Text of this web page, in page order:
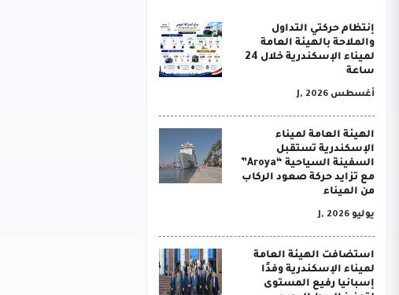
إنتظام حركتي التداول
والملاحة بالهيئة العامة
لميناء الإسكندرية خلال 24
ساعة
أغسطس J, 2026
الهيئة العامة لميناء
الإسكندرية تستقبل
السفينة السياحية “Aroya”
مع تزايد حركة صعود الركاب
من الميناء
يوليو J, 2026
استضافت الهيئة العامة
لميناء الإسكندرية وفدًا
إسبانيا رفيع المستوى